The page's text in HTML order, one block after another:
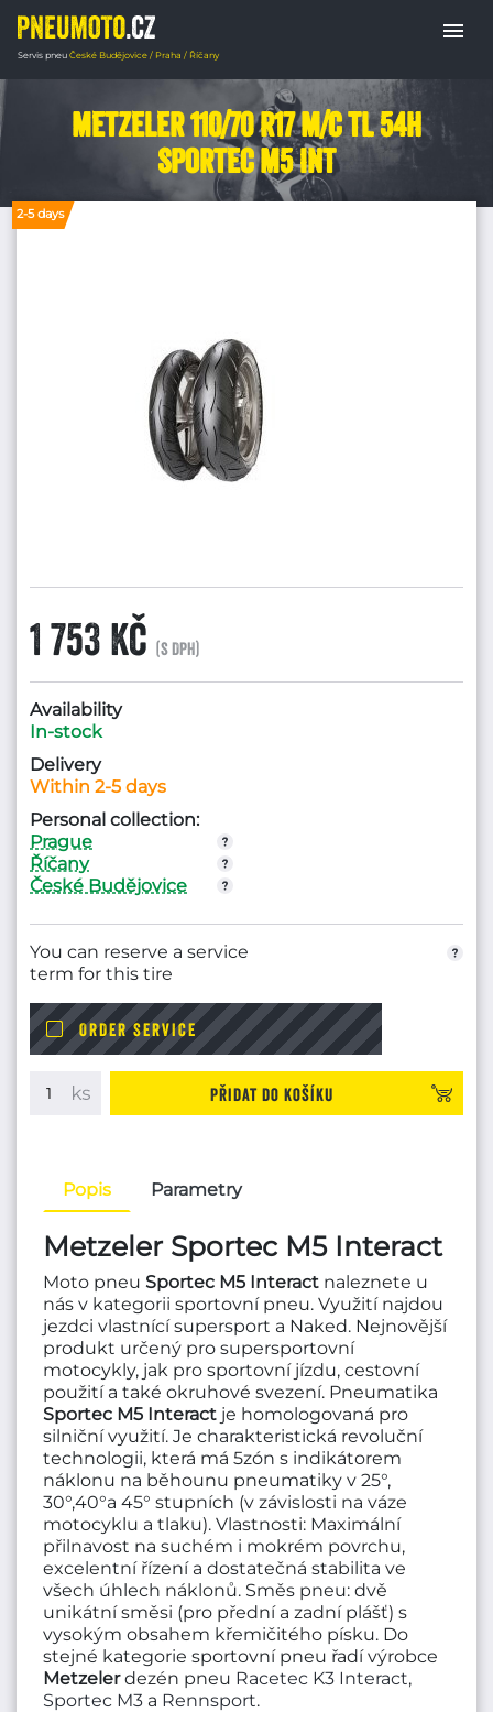
Servis pneu České Budějovice / Praha / Říčany
menu
Úvodná stránka PNEUMATIKY MOTORKY
Metzeler 110/70 R17 M/C TL 54H
Sportec M5 INT
2-5 days
1 753 Kč (s DPH)
Availability
In-stock
Delivery
Within 2-5 days
Personal collection:
Prague
Říčany
České Budějovice
You can reserve a service
term for this tire
ORDER SERVICE
Přidat do košíku
Popis Parametry
Metzeler Sportec M5 Interact
Moto pneu Sportec M5 Interact naleznete u
nás v kategorii sportovní pneu. Využití najdou
jezdci vlastnící supersport a Naked. Nejnovější
produkt určený pro supersportovní
motocykly, jak pro sportovní jízdu, cestovní
použití a také okruhové svezení. Pneumatika
Sportec M5 Interact je homologovaná pro
silniční využití. Je charakteristická revoluční
technologii, která má 5zón s indikátorem
náklonu na běhounu pneumatiky v 25°,
30°,40°a 45° stupních (v závislosti na váze
motocyklu a tlaku). Vlastnosti: Maximální
přilnavost na suchém i mokrém povrchu,
excelentní řízení a dostatečná stabilita ve
všech úhlech náklonů. Směs pneu: dvě
unikátní směsi (pro přední a zadní plášť) s
vysokým obsahem křemičitého písku. Do
stejné kategorie sportovní pneu řadí výrobce
Metzelerdezén pneu Racetec K3 Interact,
Sportec M3 a Rennsport.